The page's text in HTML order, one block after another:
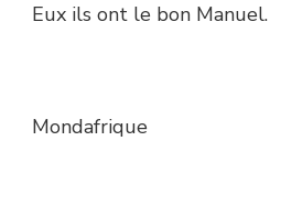
Eux ils ont le bon Manuel.
Mondafrique